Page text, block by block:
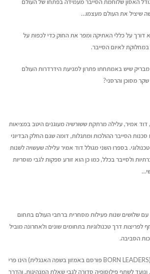
האסון שלוחמת הסייבר מעמידה בפתחו של העולם
שיציל את העולם מעצמו…
דורך על כללי האתיקה ומפר את החוק כדי לכפות על
לאיום הסייבר.
מבריק שיש באמתחתו פתרון למניעת הידרדרות העולם
מסוכן והרסני?
אמיר, עלילה מרתקת ששורשיה מעוגנים היטב במציאות
הסייבר ההולכות ומתגלות, דומה שגם החלק הבדיוני
בספרו השני מגולל דוד אמיר עלילה שעשויה לשנות
ולסייבר בכלל, כמו כן הוא זורע ספקות לגבי מוסריות
עם שלושים שנות פעילות מסחרית ברחבי העולם בתחום
דרך טכנולוגיות בתחומים שונים ולאחרונה מוביל
הסביבה.
פרסום קודם, ספר בכורים (BORN LEADERS פורסם באמזון בשפה האנגלית) הינו פרי
ונועד לשתף פילוסופיה סדורה לגבי שאלת המנהיגות, והדרך